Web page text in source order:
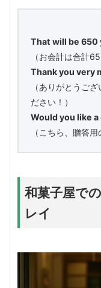
That will be 650
（お会計は合計
Thank you very
（ありがとうご
ださい！）
Would you like
（こちら、贈答
和菓子屋で
レイ